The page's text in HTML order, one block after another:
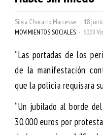
Silvia Chocarro Marcesse 18
MOVIMIENTOS SOCIALES
6009
“Las portadas de los
de la manifestación
que la policía requisara
“Un jubilado al borde
30.000 euros por